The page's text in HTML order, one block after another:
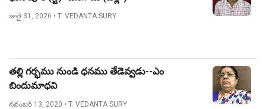
జులై 31, 2026 • T. VEDANTA SURY
తల్లి గర్భము నుండి ధనము తేడెవ్వడు--ఎం
బిందుమాధవి
నవంబర్ 13, 2020 • T. VEDANTA SURY